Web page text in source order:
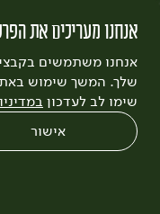
אנחנו מעריכים את
אנחנו משתמשים
שלך. המשך שימוש
שימו לב לעדכון
אישור